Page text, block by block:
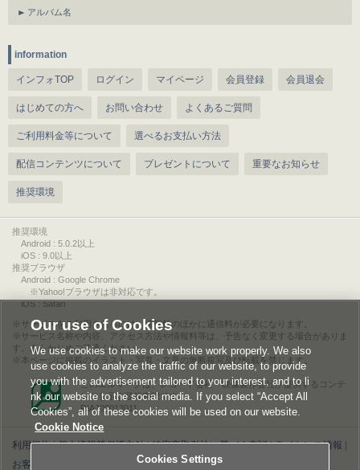
アルバム名
information
インフォTOP ログイン マイページ 会員登録 会員退会
はじめての方へ お問い合わせ よくあるご質問
ご利用料金等について 選べるお支払い方法
配信コンテンツについて プレゼントについて 重要なお知らせ
推奨環境
推奨環境
Android : 5.0.2以上
iOS : 9.0以上
推奨ブラウザ
Android : Google Chrome
※Yahoo!ブラウザは非対応です。
iOS : Safari
サービスをご利用されるには、情報料のほかに通信料が必要になります。
サービス名称や内容、アクセス方法や情報料等は、予告なく変更する場合がありま
す。あらかじめご了承ください。
本ページに掲載のイラスト・写真・文章の無断複写及び転載を禁じます。
このエルマークは、レコード会社・映像製作会社が提供するコンテ
ンツを示す登録商標です。
RIAJ00013011
利用規約|個人情報等保護方針|特定商取引法に基づく表記|ライセンス情報
お客様情報の外部送信について|Cookies Settings
Our use of Cookies
We use cookies to make our website work properly. We also
use cookies to analyze the traffic of our website, to provide
you with the advertisement tailored to your interest, and to li
nk our website to the social media. If you select “Accept All
Cookies”, all of these cookies will be used on our website.
Cookie Notice
Cookies Settings